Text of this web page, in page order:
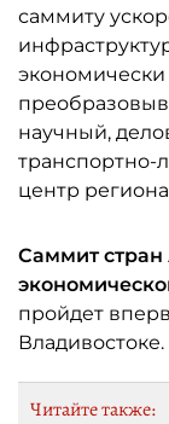
саммиту
научный,
транспортно-
центр
Саммит стран
пройдет
Владивостоке.
Читайте также: